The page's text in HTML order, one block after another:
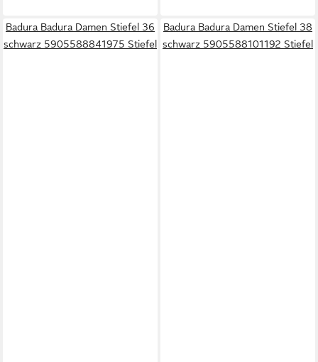
Badura Badura Damen Stiefel 36
schwarz 5905588841975 Stiefel
Badura Badura Damen Stiefel 38
schwarz 5905588101192 Stiefel